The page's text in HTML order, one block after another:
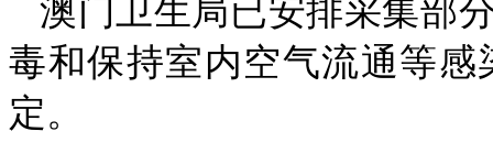
澳门卫生局已安排采集部
毒和保持室内空气流通等
定。